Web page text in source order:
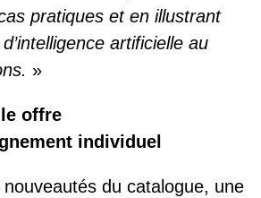
pratiques et en illustrant
artificielle au
»
offre
individuel
du catalogue, une